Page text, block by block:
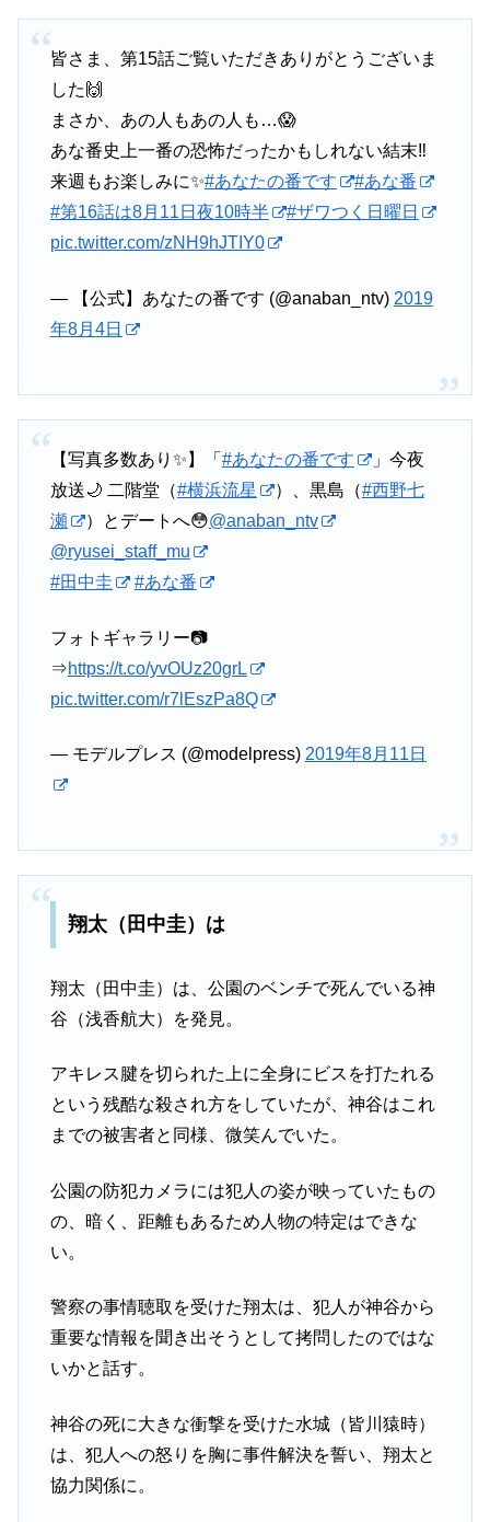
皆さま、第15話ご覧いただきありがとうございま
した🙌
まさか、あの人もあの人も…😱
あな番史上一番の恐怖だったかもしれない結末‼️
来週もお楽しみに✨#あなたの番です
#あな番
#第16話は8月11日夜10時半
#ザワつく日曜日
pic.twitter.com/zNH9hJTIY0
— 【公式】あなたの番です (@anaban_ntv) 2019
年8月4日
【写真多数あり✨】「 #あなたの番です
」今夜
放送🌙 二階堂（#横浜流星 ）、黒島（#西野七
瀬
）とデートへ😳@anaban_ntv
@ryusei_staff_mu
#田中圭
#あな番
フォトギャラリー📷
⇒https://t.co/yvOUz20grL
pic.twitter.com/r7lEszPa8Q
— モデルプレス (@modelpress) 2019年8月11日
翔太（田中圭）は
翔太（田中圭）は、公園のベンチで死んでいる神
谷（浅香航大）を発見。
アキレス腱を切られた上に全身にビスを打たれる
という残酷な殺され方をしていたが、神谷はこれ
までの被害者と同様、微笑んでいた。
公園の防犯カメラには犯人の姿が映っていたもの
の、暗く、距離もあるため人物の特定はできな
い。
警察の事情聴取を受けた翔太は、犯人が神谷から
重要な情報を聞き出そうとして拷問したのではな
いかと話す。
神谷の死に大きな衝撃を受けた水城（皆川猿時）
は、犯人への怒りを胸に事件解決を誓い、翔太と
協力関係に。